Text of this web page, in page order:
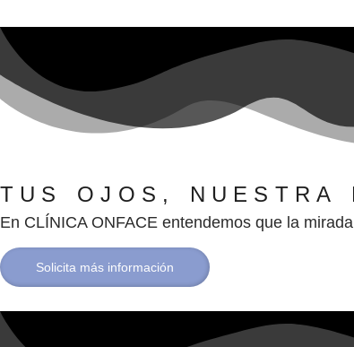
TUS OJOS, NUESTRA
En CLÍNICA ONFACE entendemos que la
Solicita más información